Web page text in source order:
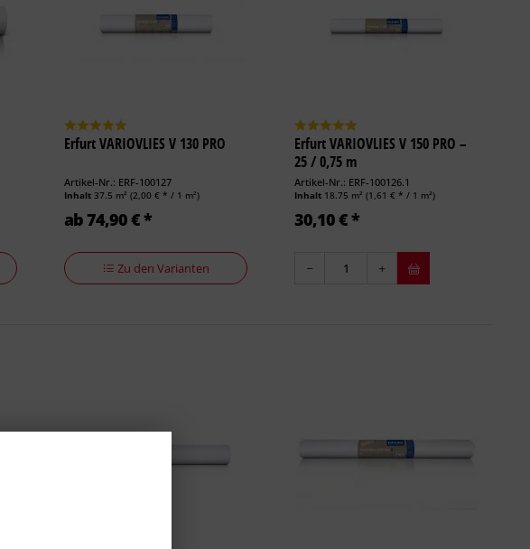
Erfurt VARIOVLIES V 130 PRO
Artikel-Nr.: ERF-100127
Inhalt37.5 m²(2,00 € * / 1 m²)
ab 74,90 € *
Zu den Varianten
Erfurt VARIOVLIES V 150 PRO –
25 / 0,75 m
Artikel-Nr.: ERF-100126.1
Inhalt 18.75 m²(1,61 € * / 1 m²)
30,10 € *